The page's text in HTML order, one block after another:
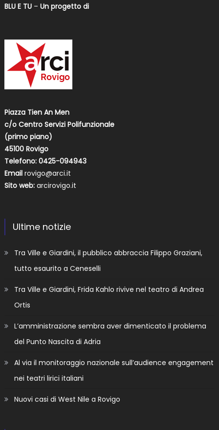
BLU E TU– Un progetto di
Piazza Tien An Men
c/o Centro Servizi Polifunzionale
(primo piano)
45100 Rovigo
Telefono: 0425-094943
Email rovigo@arci.it
Sito web: arcirovigo.it
Ultime notizie
Tra Ville e Giardini, il pubblico abbraccia Filippo Graziani,
tutto esaurito a Ceneselli
Tra Ville e Giardini, Frida Kahlo rivive nel teatro di Andrea
Ortis
L’amministrazione sembra aver dimenticato il problema
del Punto Nascita di Adria
Al via il monitoraggio nazionale sull’audience engagement
nei teatri lirici italiani
Nuovi casi di West Nile a Rovigo